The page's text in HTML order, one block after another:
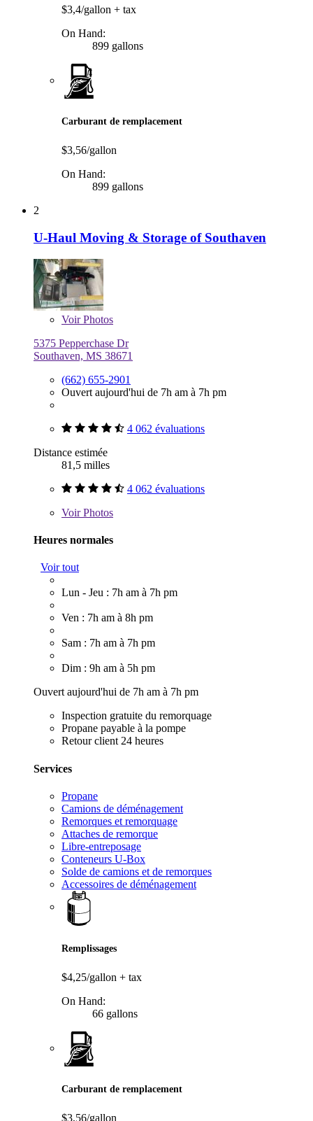
$3,4/gallon + tax
On Hand:
899 gallons
Carburant de remplacement
$3,56/gallon
On Hand:
899 gallons
2
U-Haul Moving & Storage of Southaven
VoirPhotos
5375 Pepperchase Dr
Southaven, MS 38671
(662) 655-2901
Ouvert aujourd'hui de 7h am à 7h pm
4 062 évaluations
Distance estimée
81,5 milles
4 062 évaluations
VoirPhotos
Heures normales
Voir tout
Lun - Jeu : 7h am à 7h pm
Ven : 7h am à 8h pm
Sam : 7h am à 7h pm
Dim : 9h am à 5h pm
Ouvert aujourd'hui de 7h am à 7h pm
Inspection gratuite du remorquage
Propane payable à la pompe
Retour client 24 heures
Services
Propane
Camions de déménagement
Remorques et remorquage
Attaches de remorque
Libre-entreposage
Conteneurs U-Box
Solde de camions et de remorques
Accessoires de déménagement
Remplissages
$4,25/gallon + tax
On Hand:
66 gallons
Carburant de remplacement
$3,56/gallon